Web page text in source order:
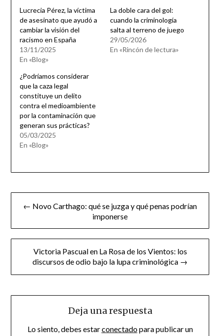
Lucrecia Pérez, la víctima
de asesinato que ayudó a
cambiar la visión del
racismo en España
13/11/2025
En «Blog»
La doble cara del gol:
cuando la criminología
salta al terreno de juego
29/05/2026
En «Rincón de lectura»
¿Podríamos considerar
que la caza legal
constituye un delito
contra el medioambiente
por la contaminación que
generan sus prácticas?
05/03/2025
En «Blog»
Navegación
← Novo Carthago: qué se juzga y qué penas podrían
imponerse
Victoria Pascual en La Rosa de los Vientos: los
discursos de odio bajo la lupa criminológica →
Deja una respuesta
Lo siento, debes estarconectadopara publicar un